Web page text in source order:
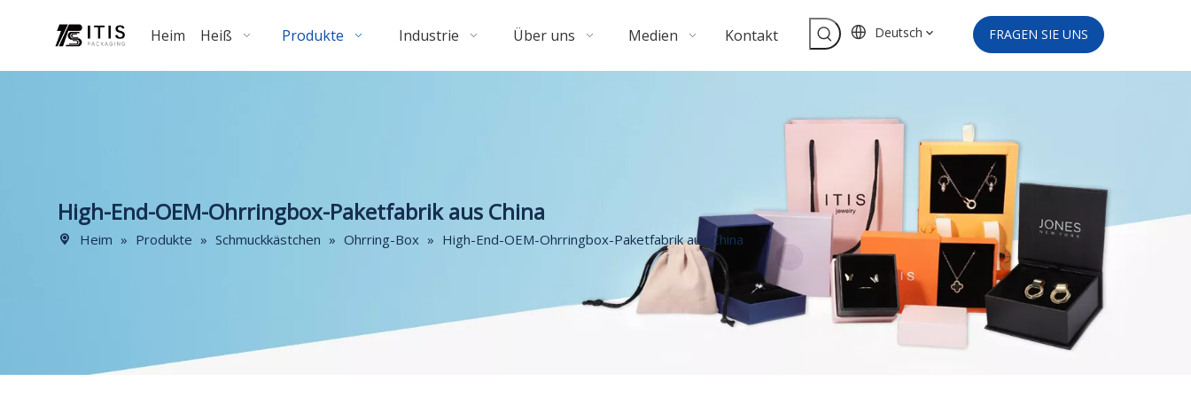
Heim Heiß Produkte Industrie Über uns Medien Kontakt Deutsch FRAGEN SIE UNS
High-End-OEM-Ohrringbox-Paketfabrik aus China
Heim » Produkte » Schmuckkästchen » Ohrring-Box » High-End-OEM-Ohrringbox-Paketfabrik aus China